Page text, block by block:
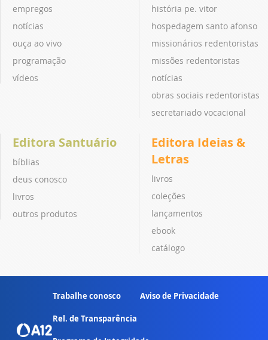
empregos
notícias
ouça ao vivo
programação
vídeos
história pe. vitor
hospedagem santo afonso
missionários redentoristas
missões redentoristas
notícias
obras sociais redentoristas
secretariado vocacional
Editora Santuário
bíblias
deus conosco
livros
outros produtos
Editora Ideias &
Letras
livros
coleções
lançamentos
ebook
catálogo
Trabalhe conosco Aviso de Privacidade
Rel. de Transparência